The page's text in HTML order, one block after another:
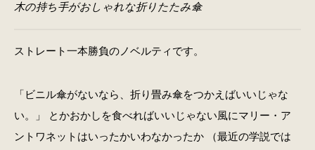
木の持ち手がおしゃれな折りたたみ傘
ストレート一本勝負のノベルティです。
「ビニル傘がないなら、折り畳み傘をつかえばいいじゃな
い。」 とかおかしを食べればいいじゃない風にマリー・ア
ントワネットはいったかいわなかったか （最近の学説では